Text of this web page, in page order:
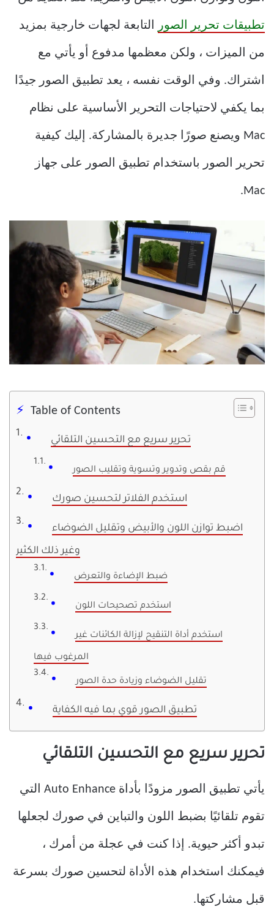
تطبيقات تحرير الصور التابعة لجهات خارجية بمزيد
من الميزات ، ولكن معظمها مدفوع أو يأتي مع
اشتراك. وفي الوقت نفسه ، يعد تطبيق الصور جيدًا
بما يكفي لاحتياجات التحرير الأساسية على نظام
Mac ويصنع صورًا جديرة بالمشاركة. إليك كيفية
تحرير الصور باستخدام تطبيق الصور على جهاز
Mac.
Table of Contents
تحرير سريع مع التحسين التلقائي
قم بقص وتدوير وتسوية وتقليب الصور
استخدم الفلاتر لتحسين صورك
اضبط توازن اللون والأبيض وتقليل الضوضاء
وغير ذلك الكثير
ضبط الإضاءة والتعرض
استخدم تصحيحات اللون
استخدم أداة التنقيح لإزالة الكائنات غير
المرغوب فيها
تقليل الضوضاء وزيادة حدة الصور
تطبيق الصور قوي بما فيه الكفاية
تحرير سريع مع التحسين التلقائي
يأتي تطبيق الصور مزودًا بأداة Auto Enhance التي
تقوم تلقائيًا بضبط اللون والتباين في صورك لجعلها
تبدو أكثر حيوية. إذا كنت في عجلة من أمرك ،
فيمكنك استخدام هذه الأداة لتحسين صورك بسرعة
قبل مشاركتها.